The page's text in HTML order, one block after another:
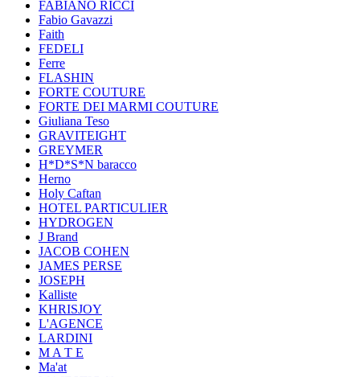
FABIANO RICCI
Fabio Gavazzi
Faith
FEDELI
Ferre
FLASHIN
FORTE COUTURE
FORTE DEI MARMI COUTURE
Giuliana Teso
GRAVITEIGHT
GREYMER
H*D*S*N baracco
Herno
Holy Caftan
HOTEL PARTICULIER
HYDROGEN
J Brand
JACOB COHEN
JAMES PERSE
JOSEPH
Kalliste
KHRISJOY
L'AGENCE
LARDINI
M A T E
Ma'at